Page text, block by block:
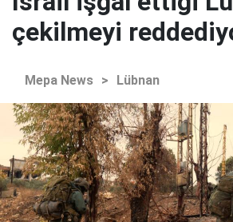
çekilmeyi
Mepa News > Lübnan